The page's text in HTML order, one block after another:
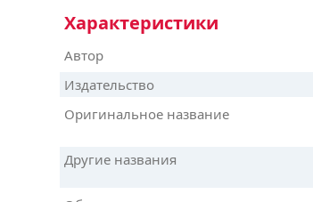
Характеристики
Автор
Издательство
Оригинальное название
Другие названия